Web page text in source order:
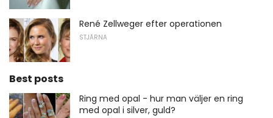
René Zellweger efter operationen
STJÄRNA
Best posts
Ring med opal - hur man väljer en ring
med opal i silver, guld?